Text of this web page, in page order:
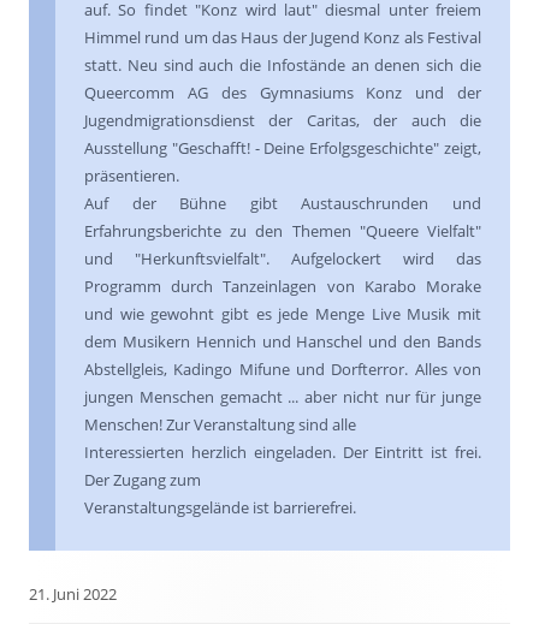
auf. So findet "Konz wird laut" diesmal unter freiem
Himmel rund um das Haus der Jugend Konz als Festival
statt. Neu sind auch die Infostände an denen sich die
Queercomm AG des Gymnasiums Konz und der
Jugendmigrationsdienst der Caritas, der auch die
Ausstellung "Geschafft! - Deine Erfolgsgeschichte" zeigt,
präsentieren.
Auf der Bühne gibt Austauschrunden und
Erfahrungsberichte zu den Themen "Queere Vielfalt"
und "Herkunftsvielfalt". Aufgelockert wird das
Programm durch Tanzeinlagen von Karabo Morake
und wie gewohnt gibt es jede Menge Live Musik mit
dem Musikern Hennich und Hanschel und den Bands
Abstellgleis, Kadingo Mifune und Dorfterror. Alles von
jungen Menschen gemacht ... aber nicht nur für junge
Menschen!Zur Veranstaltung sind alle
Interessierten herzlich eingeladen. Der Eintritt ist frei.
Der Zugang zum
Veranstaltungsgelände ist barrierefrei.
21. Juni 2022